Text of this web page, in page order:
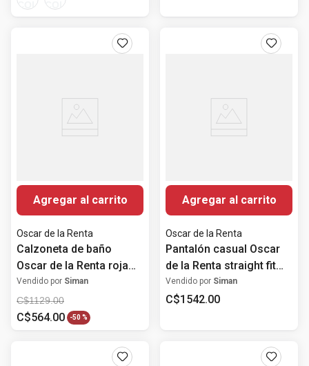
Agregar al carrito
Oscar de la Renta
Calzoneta de baño
Oscar de la Renta roja
sólida para hombre
Vendido por Siman
C$1129.00
C$564.00 -50 %
Agregar al carrito
Oscar de la Renta
Pantalón casual Oscar
de la Renta straight fit
beige sólido para
hombre
Vendido por Siman
C$1542.00